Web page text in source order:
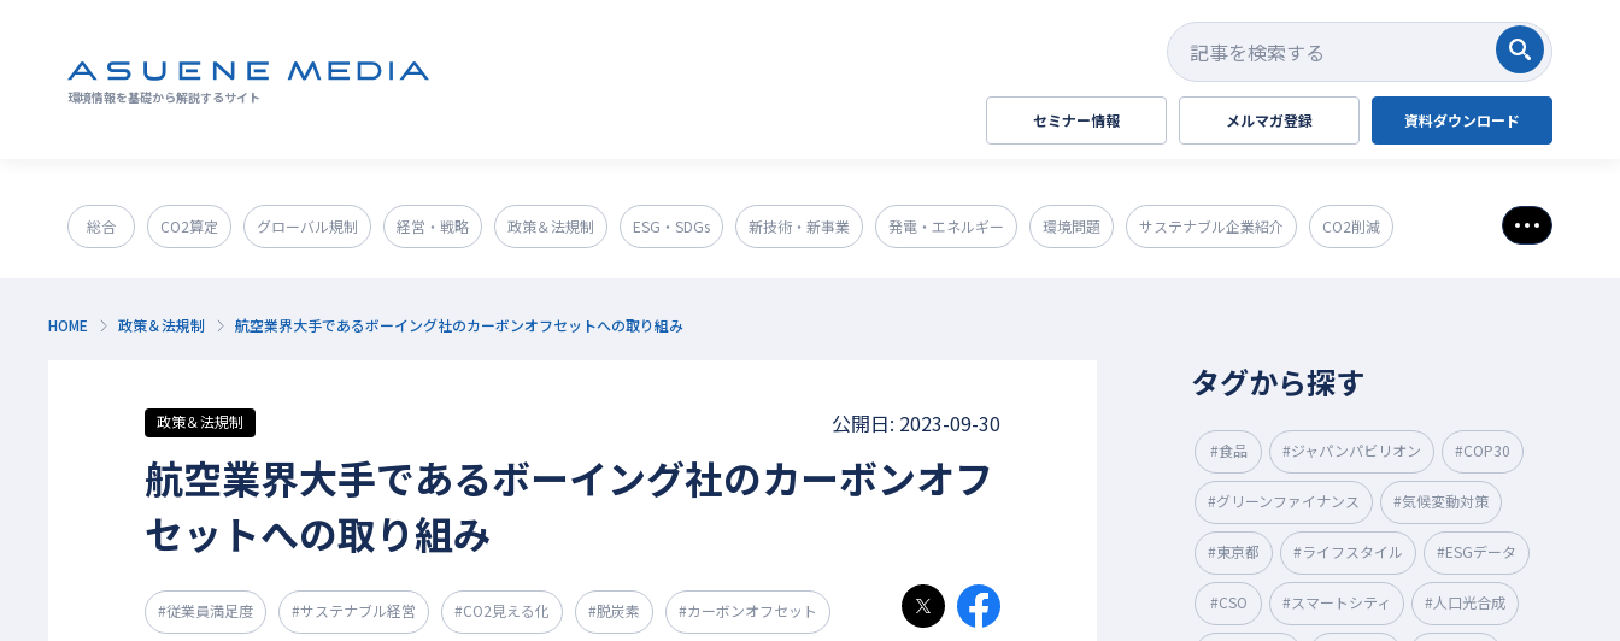
環境情報を基礎から解説するサイト
検索する
セミナー情報 メルマガ登録 資料ダウンロード
総合 CO2算定 グローバル規制 経営・戦略 政策＆法規制 ESG・SDGs 新技術・新事業 発電・エネルギー 環境問題 サステナブル企業紹介 CO2削減
さらに表
HOME 政策＆法規制 航空業界大手であるボーイング社のカーボンオフセットへの取り組み
政策＆法規制 公開日: 2023-09-30
航空業界大手であるボーイング社のカーボンオフ
セットへの取り組み
#従業員満足度 #サステナブル経営 #CO2見える化 #脱炭素 #カーボンオフセット
タグから探す
#食品 #ジャパンパビリオン #COP30
#グリーンファイナンス #気候変動対策
#東京都 #ライフスタイル #ESGデータ
#CSO #スマートシティ #人口光合成